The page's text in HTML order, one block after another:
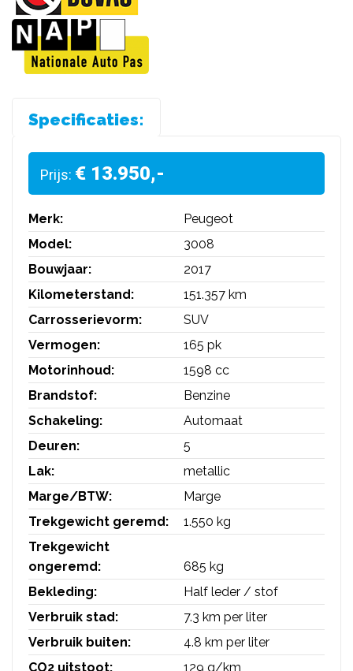
Specificaties:
Prijs: € 13.950,-
Merk:
Peugeot
Model:
3008
Bouwjaar:
2017
Kilometerstand:
151.357 km
Carrosserievorm:
SUV
Vermogen:
165 pk
Motorinhoud:
1598 cc
Brandstof:
Benzine
Schakeling:
Automaat
Deuren:
5
Lak:
metallic
Marge/BTW:
Marge
Trekgewicht geremd:
1.550 kg
Trekgewicht
ongeremd:
685 kg
Bekleding:
Half leder / stof
Verbruik stad:
7.3 km per liter
Verbruik buiten:
4.8 km per liter
CO2 uitstoot:
129 g/km